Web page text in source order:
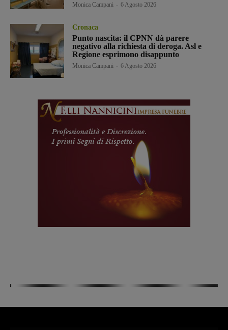
Monica Campani 6 Agosto 2026
Cronaca
Punto nascita: il CPNN dà parere
negativo alla richiesta di deroga. Asl e
Regione esprimono disappunto
Monica Campani 6 Agosto 2026